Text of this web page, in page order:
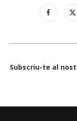
Subscriu-te al